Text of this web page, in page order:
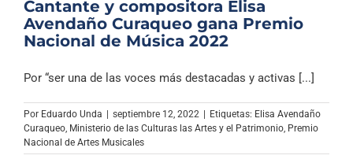
Cantante y compositora Elisa
Avendaño Curaqueo gana Premio
Nacional de Música 2022
Por “ser una de las voces más destacadas y activas [...]
Por Eduardo Unda septiembre 12, 2022 Etiquetas: Elisa Avendaño
Curaqueo, Ministerio de las Culturas las Artes y el Patrimonio, Premio
Nacional de Artes Musicales